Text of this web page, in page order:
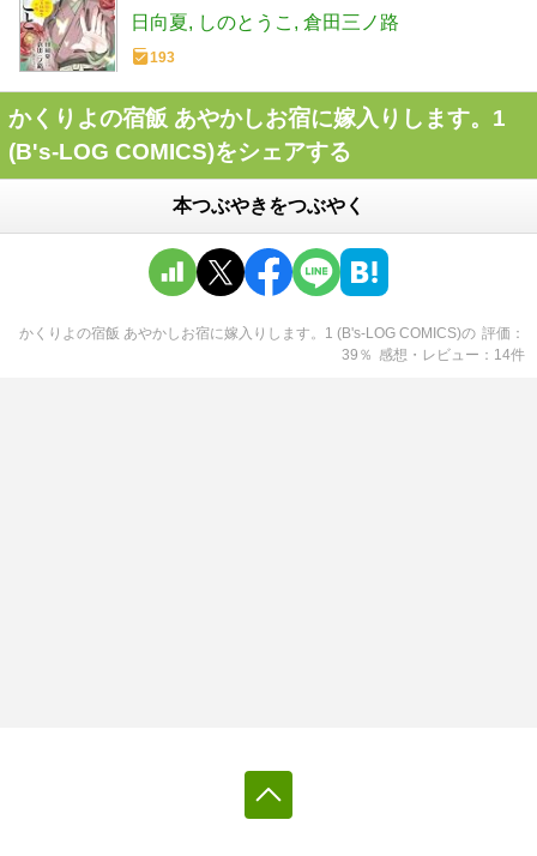
日向夏 しのとうこ 倉田三ノ路
193
かくりよの宿飯 あやかしお宿に嫁入りします。1
(B's-LOG COMICS)をシェアする
本つぶやきをつぶやく
かくりよの宿飯 あやかしお宿に嫁入りします。1 (B's-LOG COMICS)の 評価
39 ％ 感想・レビュー 14件